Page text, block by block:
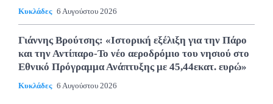
Κυκλάδες 6 Αυγούστου 2026
Γιάννης Βρούτσης: «Ιστορική εξέλιξη για την Πάρο
και την Αντίπαρο-Το νέο αεροδρόμιο του νησιού στο
Εθνικό Πρόγραμμα Ανάπτυξης με 45,44εκατ. ευρώ»
Κυκλάδες 6 Αυγούστου 2026